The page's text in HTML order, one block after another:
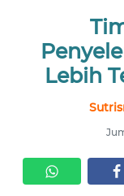
Lebih
DAERAH
KRIMINAL